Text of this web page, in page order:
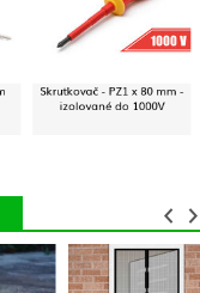
Skrutkovač - PZ1 x 80 mm -
izolované do 1000V